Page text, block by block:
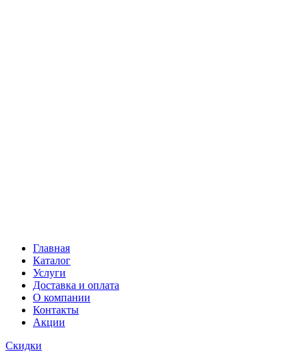
Главная
Каталог
Услуги
Доставка и оплата
О компании
Контакты
Акции
Скидки